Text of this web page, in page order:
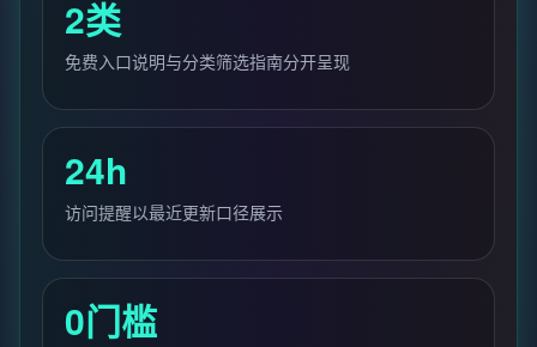
2类
免费入口说明与分类筛选指南分开呈现
24h
访问提醒以最近更新口径展示
0门槛